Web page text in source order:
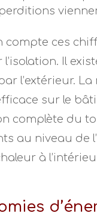
compte ces
Il
l’extérieur.
sur le
complète du
au niveau de
à